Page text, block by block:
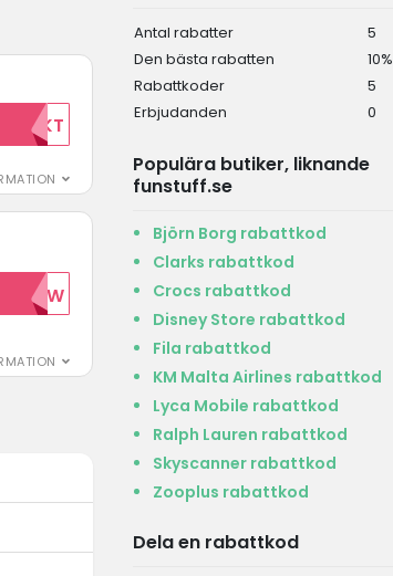
15NOW
Antal rabatter
5
Den bästa rabatten
10%
Rabattkoder
5
Erbjudanden
0
Populära butiker, liknande
funstuff.se
Björn Borg rabattkod
Clarks rabattkod
Crocs rabattkod
Disney Store rabattkod
Fila rabattkod
KM Malta Airlines rabattkod
Lyca Mobile rabattkod
Ralph Lauren rabattkod
Skyscanner rabattkod
Zooplus rabattkod
Dela en rabattkod